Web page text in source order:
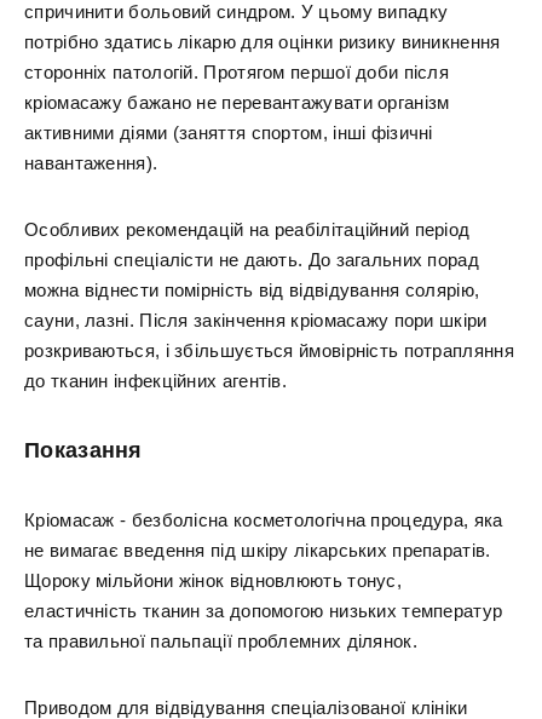
спричинити больовий синдром. У цьому випадку
потрібно здатись лікарю для оцінки ризику виникнення
сторонніх патологій. Протягом першої доби після
кріомасажу бажано не перевантажувати організм
активними діями (заняття спортом, інші фізичні
навантаження).
Особливих рекомендацій на реабілітаційний період
профільні спеціалісти не дають. До загальних порад
можна віднести помірність від відвідування солярію,
сауни, лазні. Після закінчення кріомасажу пори шкіри
розкриваються, і збільшується ймовірність потрапляння
до тканин інфекційних агентів.
Показання
Кріомасаж - безболісна косметологічна процедура, яка
не вимагає введення під шкіру лікарських препаратів.
Щороку мільйони жінок відновлюють тонус,
еластичність тканин за допомогою низьких температур
та правильної пальпації проблемних ділянок.
Приводом для відвідування спеціалізованої клініки